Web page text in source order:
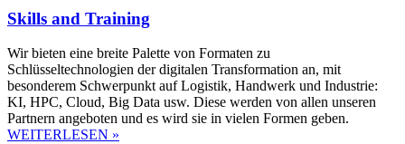
Skills and Training
Wir bieten eine breite Palette von Formaten zu
Schlüsseltechnologien der digitalen Transformation an, mit
besonderem Schwerpunkt auf Logistik, Handwerk und Industrie:
KI, HPC, Cloud, Big Data usw. Diese werden von allen unseren
Partnern angeboten und es wird sie in vielen Formen geben.
WEITERLESEN »